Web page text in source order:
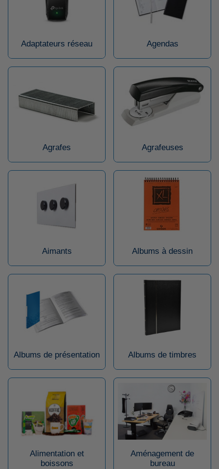
Adaptateurs réseau Agendas
Agrafes Agrafeuses
Aimants Albums à dessin
Albums de présentation Albums de timbres
Alimentation et
boissons
Aménagement de
bureau